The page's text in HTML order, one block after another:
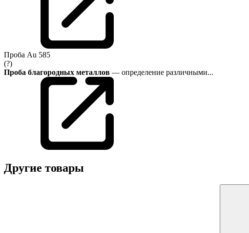
Проба Au 585
(?)
Проба благородных металлов — определение различными...
Другие товары